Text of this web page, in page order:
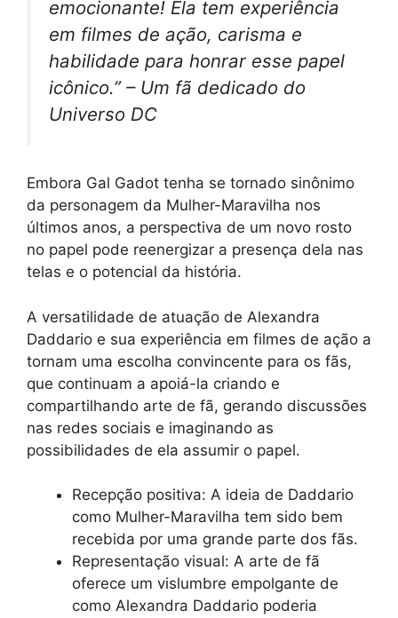
emocionante! Ela tem experiência
em filmes de ação, carisma e
habilidade para honrar esse papel
icônico.” – Um fã dedicado do
Universo DC
Embora Gal Gadot tenha se tornado sinônimo
da personagem da Mulher-Maravilha nos
últimos anos, a perspectiva de um novo rosto
no papel pode reenergizar a presença dela nas
telas e o potencial da história.
A versatilidade de atuação de Alexandra
Daddario e sua experiência em filmes de ação a
tornam uma escolha convincente para os fãs,
que continuam a apoiá-la criando e
compartilhando arte de fã, gerando discussões
nas redes sociais e imaginando as
possibilidades de ela assumir o papel.
Recepção positiva: A ideia de Daddario
como Mulher-Maravilha tem sido bem
recebida por uma grande parte dos fãs.
Representação visual: A arte de fã
oferece um vislumbre empolgante de
como Alexandra Daddario poderia